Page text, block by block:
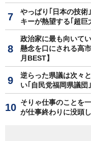
やっぱり｢日本の技
キーが熱望する｢超巨
政治家に最も向いて
懸念を口にされる高
月BEST】
逆らった県議は次々
い｢自民党福岡県議
そりゃ仕事のことを
が仕事終わりに没頭